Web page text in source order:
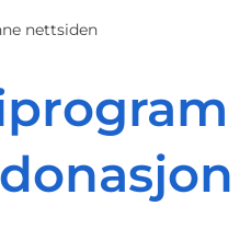
nettsiden